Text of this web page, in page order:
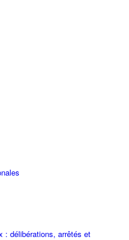
: délibérations, arrêtés et